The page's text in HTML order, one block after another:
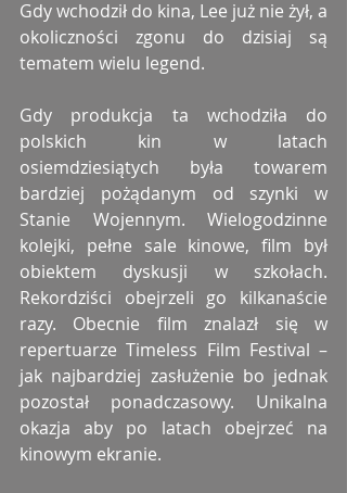
Gdy wchodził do kina, Lee już nie żył, a
okoliczności zgonu do dzisiaj są
tematem wielu legend.
Gdy produkcja ta wchodziła do
polskich kin w latach
osiemdziesiątych była towarem
bardziej pożądanym od szynki w
Stanie Wojennym. Wielogodzinne
kolejki, pełne sale kinowe, film był
obiektem dyskusji w szkołach.
Rekordziści obejrzeli go kilkanaście
razy. Obecnie film znalazł się w
repertuarze Timeless Film Festival –
jak najbardziej zasłużenie bo jednak
pozostał ponadczasowy. Unikalna
okazja aby po latach obejrzeć na
kinowym ekranie.